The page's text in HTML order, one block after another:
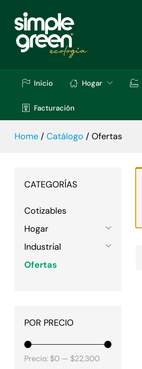
Inicio Hogar
Facturación
Home / Catálogo / Ofertas
CATEGORÍAS
Cotizables
Hogar
Industrial
Ofertas
POR PRECIO
Precio: $0 — $22,300